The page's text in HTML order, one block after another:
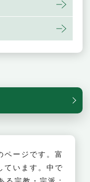
ページです。富
ています。中で